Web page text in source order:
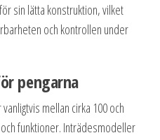
sin lätta konstruktion, vilket
och kontrollen under
pengarna
mellan cirka 100 och
funktioner. Inträdesmodeller